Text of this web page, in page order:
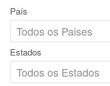
País
Estados